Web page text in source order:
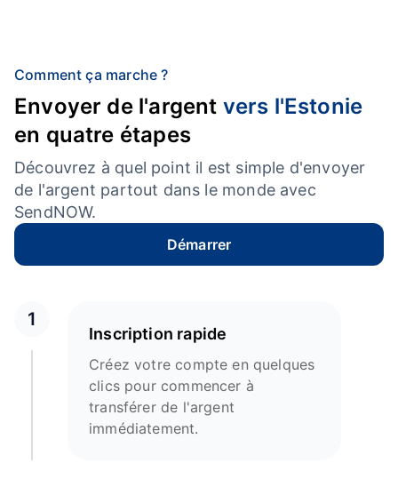
Comment ça marche ?
Envoyer de l'argent vers l'Estonie
en quatre étapes
Découvrez à quel point il est simple d'envoyer
de l'argent partout dans le monde avec
SendNOW.
Démarrer
1
Inscription rapide
Créez votre compte en quelques
clics pour commencer à
transférer de l'argent
immédiatement.